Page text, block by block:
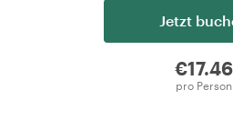
Jetzt
€17.46
pro Person